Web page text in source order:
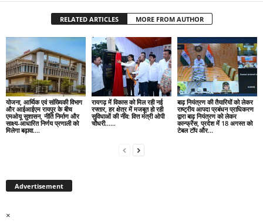
RELATED ARTICLES MORE FROM AUTHOR
योजना, आर्थिक एवं सांख्यिकी विभाग
और आईआईएम रायपुर के बीच
एमओयू सुशासन, नीति निर्माण और
साक्ष्य-आधारित निर्णय प्रणाली को
मिलेगा बढ़ावा….
रायगढ़ में विकास को मिल रही नई
रफ्तार, हर क्षेत्र में मजबूत हो रही
सुविधाओं की नींव: वित्त मंत्री ओपी
चौधरी……
बाढ़ नियंत्रण की तैयारियों को लेकर
राष्ट्रीय आपदा प्रबंधन प्राधिकरण
द्वारा बाढ़ नियंत्रण को लेकर
कान्फ्रेंस, प्रदेश में 18 अगस्त को
टेबल टॉप और...
Advertisement
×